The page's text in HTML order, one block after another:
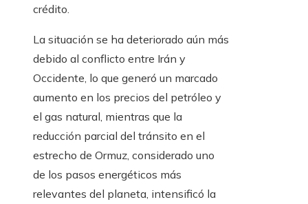
crédito.
La situación se ha deteriorado aún más
debido al conflicto entre Irán y
Occidente, lo que generó un marcado
aumento en los precios del petróleo y
el gas natural, mientras que la
reducción parcial del tránsito en el
estrecho de Ormuz, considerado uno
de los pasos energéticos más
relevantes del planeta, intensificó la